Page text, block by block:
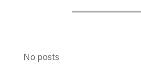
No posts